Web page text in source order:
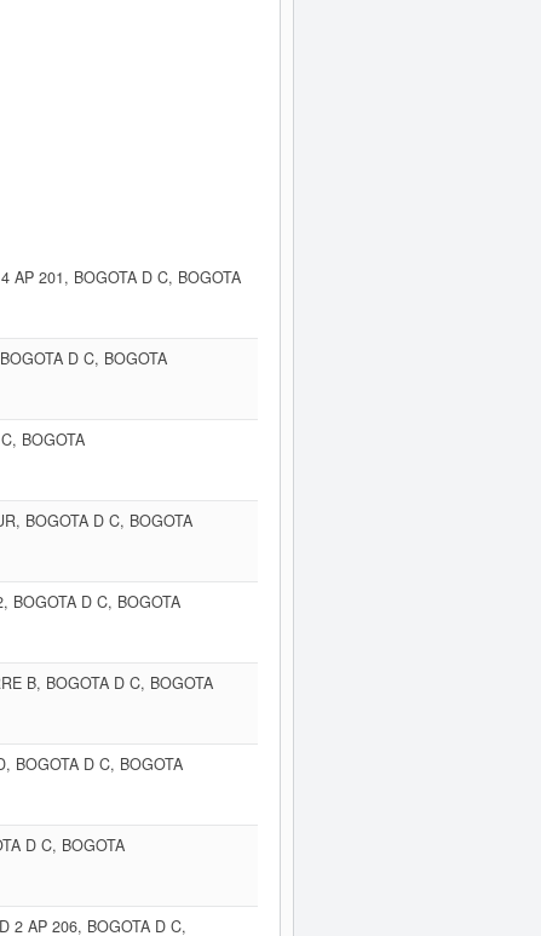
AP 201, BOGOTA D C, BOGOTA
D C, BOGOTA
BOGOTA
BOGOTA D C, BOGOTA
BOGOTA D C, BOGOTA
B, BOGOTA D C, BOGOTA
BOGOTA D C, BOGOTA
D C, BOGOTA
2 AP 206, BOGOTA D C,